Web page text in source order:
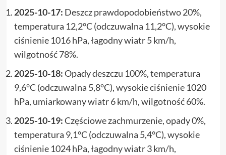
2025-10-17: Deszcz prawdopodobieństwo 20%,
temperatura 12,2°C (odczuwalna 11,2°C), wysokie
ciśnienie 1016 hPa, łagodny wiatr 5 km/h,
wilgotność 78%.
2025-10-18:Opady deszczu 100%, temperatura
9,6°C (odczuwalna 5,8°C), wysokie ciśnienie 1020
hPa, umiarkowany wiatr 6 km/h, wilgotność 60%.
2025-10-19:Częściowe zachmurzenie, opady 0%,
temperatura 9,1°C (odczuwalna 5,4°C), wysokie
ciśnienie 1024 hPa, łagodny wiatr 3 km/h,